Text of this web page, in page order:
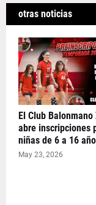
otras noticias
El Club Balonmano
abre inscripciones
niñas de 6 a 16
May 23, 2026